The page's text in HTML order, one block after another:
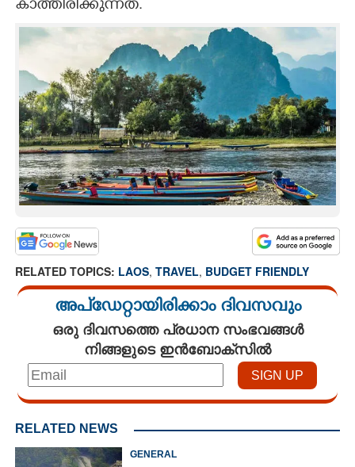
കാത്തിരിക്കുന്നത്.
RELATED TOPICS: LAOS, TRAVEL, BUDGET FRIENDLY
അപ്ഡേറ്റായിരിക്കാം ദിവസവും
ഒരു ദിവസത്തെ പ്രധാന സംഭവങ്ങൾ
നിങ്ങളുടെ ഇൻബോക്സിൽ
RELATED NEWS
GENERAL